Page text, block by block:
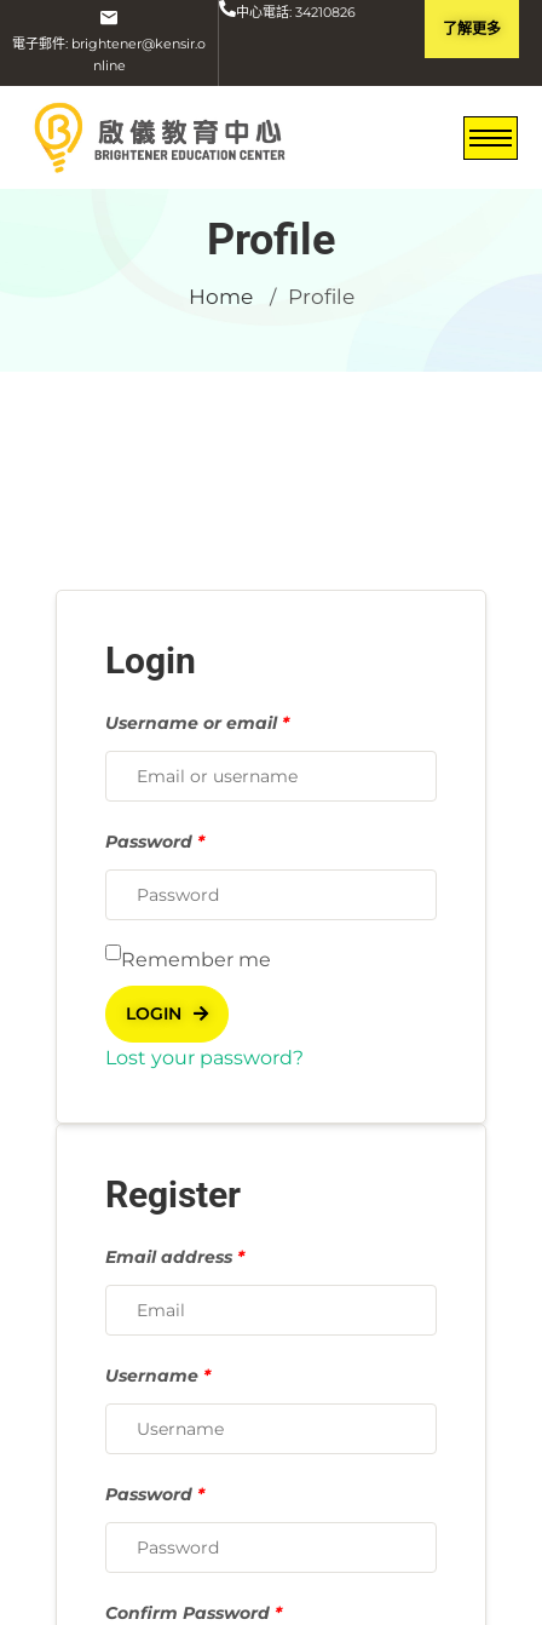
電子郵件: brightener@kensir.o
nline
中心電話: 34210826
了解更多
Profile
Home / Profile
Login
Username or email *
Password *
Remember me
LOGIN
Lost your password?
Register
Email address *
Username *
Password *
Confirm Password *